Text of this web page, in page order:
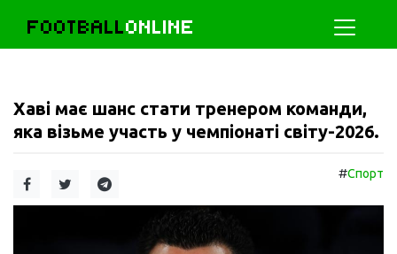
FOOTBALLONLINE
Хаві має шанс стати тренером команди,
яка візьме участь у чемпіонаті світу-2026.
#Спорт